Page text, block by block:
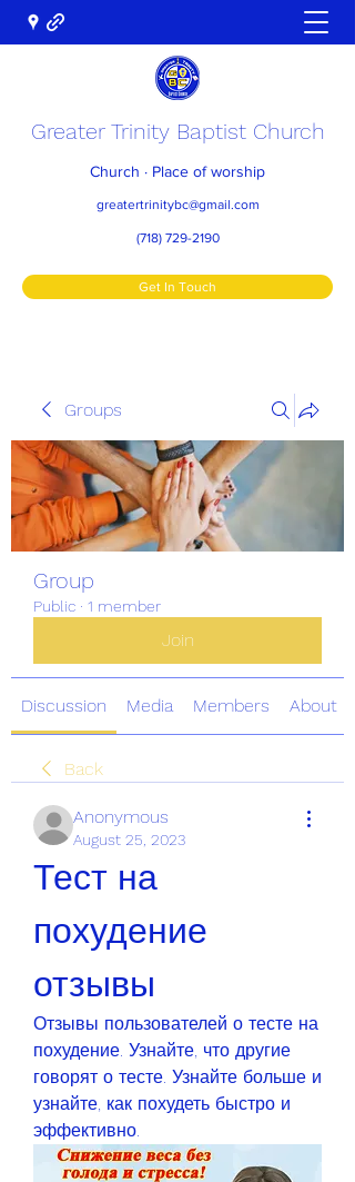
Greater Trinity Baptist Church
Church · Place of worship
greatertrinitybc@gmail.com
(718) 729-2190
Get In Touch
Groups
Group
Public · 1 member
Join
Discussion Media Members About
Back
Anonymous
August 25, 2023
Тест на
похудение
отзывы
Отзывы пользователей о тесте на
похудение. Узнайте, что другие
говорят о тесте. Узнайте больше и
узнайте, как похудеть быстро и
эффективно.